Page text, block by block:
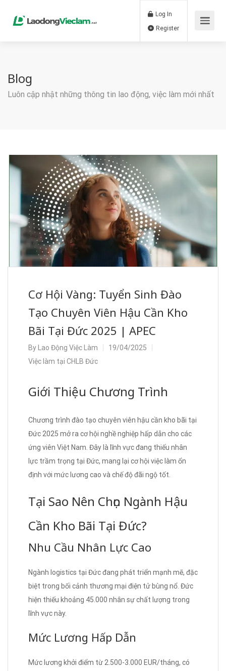
Log In
Blog
Luôn cập nhật những thông tin lao động, việc làm mới nhất
Cơ Hội Vàng: Tuyển Sinh Đào
Tạo Chuyên Viên Hậu Cần Kho
Bãi Tại Đức 2025 | APEC
By Lao Động Việc Làm
19/04/2025
Việc làm tại CHLB Đức
Giới Thiệu Chương Trình
Chương trình đào tạo chuyên viên hậu cần kho bãi tại
Đức 2025 mở ra cơ hội nghề nghiệp hấp dẫn cho các
ứng viên Việt Nam. Đây là lĩnh vực đang thiếu nhân
lực trầm trọng tại Đức, mang lại cơ hội việc làm ổn
định với mức lương cao và chế độ đãi ngộ tốt.
Tại Sao Nên Chọn Ngành Hậu
Cần Kho Bãi Tại Đức?
Nhu Cầu Nhân Lực Cao
Ngành logistics tại Đức đang phát triển mạnh mẽ, đặc
biệt trong bối cảnh thương mại điện tử bùng nổ. Đức
hiện thiếu khoảng 45.000 nhân sự chất lượng trong
lĩnh vực này.
Mức Lương Hấp Dẫn
Mức lương khởi điểm từ 2.500-3.000 EUR/tháng, có